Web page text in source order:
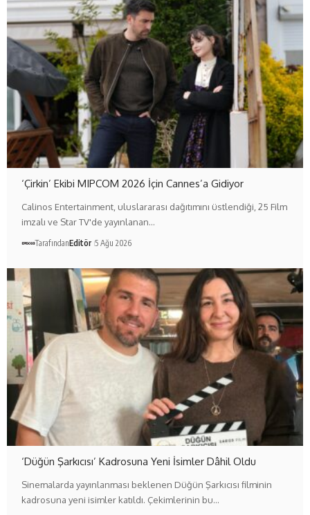
‘Çirkin’ Ekibi MIPCOM 2026 İçin Cannes’a Gidiyor
Calinos Entertainment, uluslararası dağıtımını üstlendiği, 25 Film
imzalı ve Star TV'de yayınlanan…
TarafındanEditör 5 Ağu 2026
‘Düğün Şarkıcısı’ Kadrosuna Yeni İsimler Dâhil Oldu
Sinemalarda yayınlanması beklenen Düğün Şarkıcısı filminin
kadrosuna yeni isimler katıldı. Çekimlerinin bu…